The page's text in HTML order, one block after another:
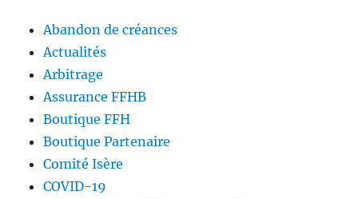
Abandon de créances
Actualités
Arbitrage
Assurance FFHB
Boutique FFH
Boutique Partenaire
Comité Isère
COVID-19